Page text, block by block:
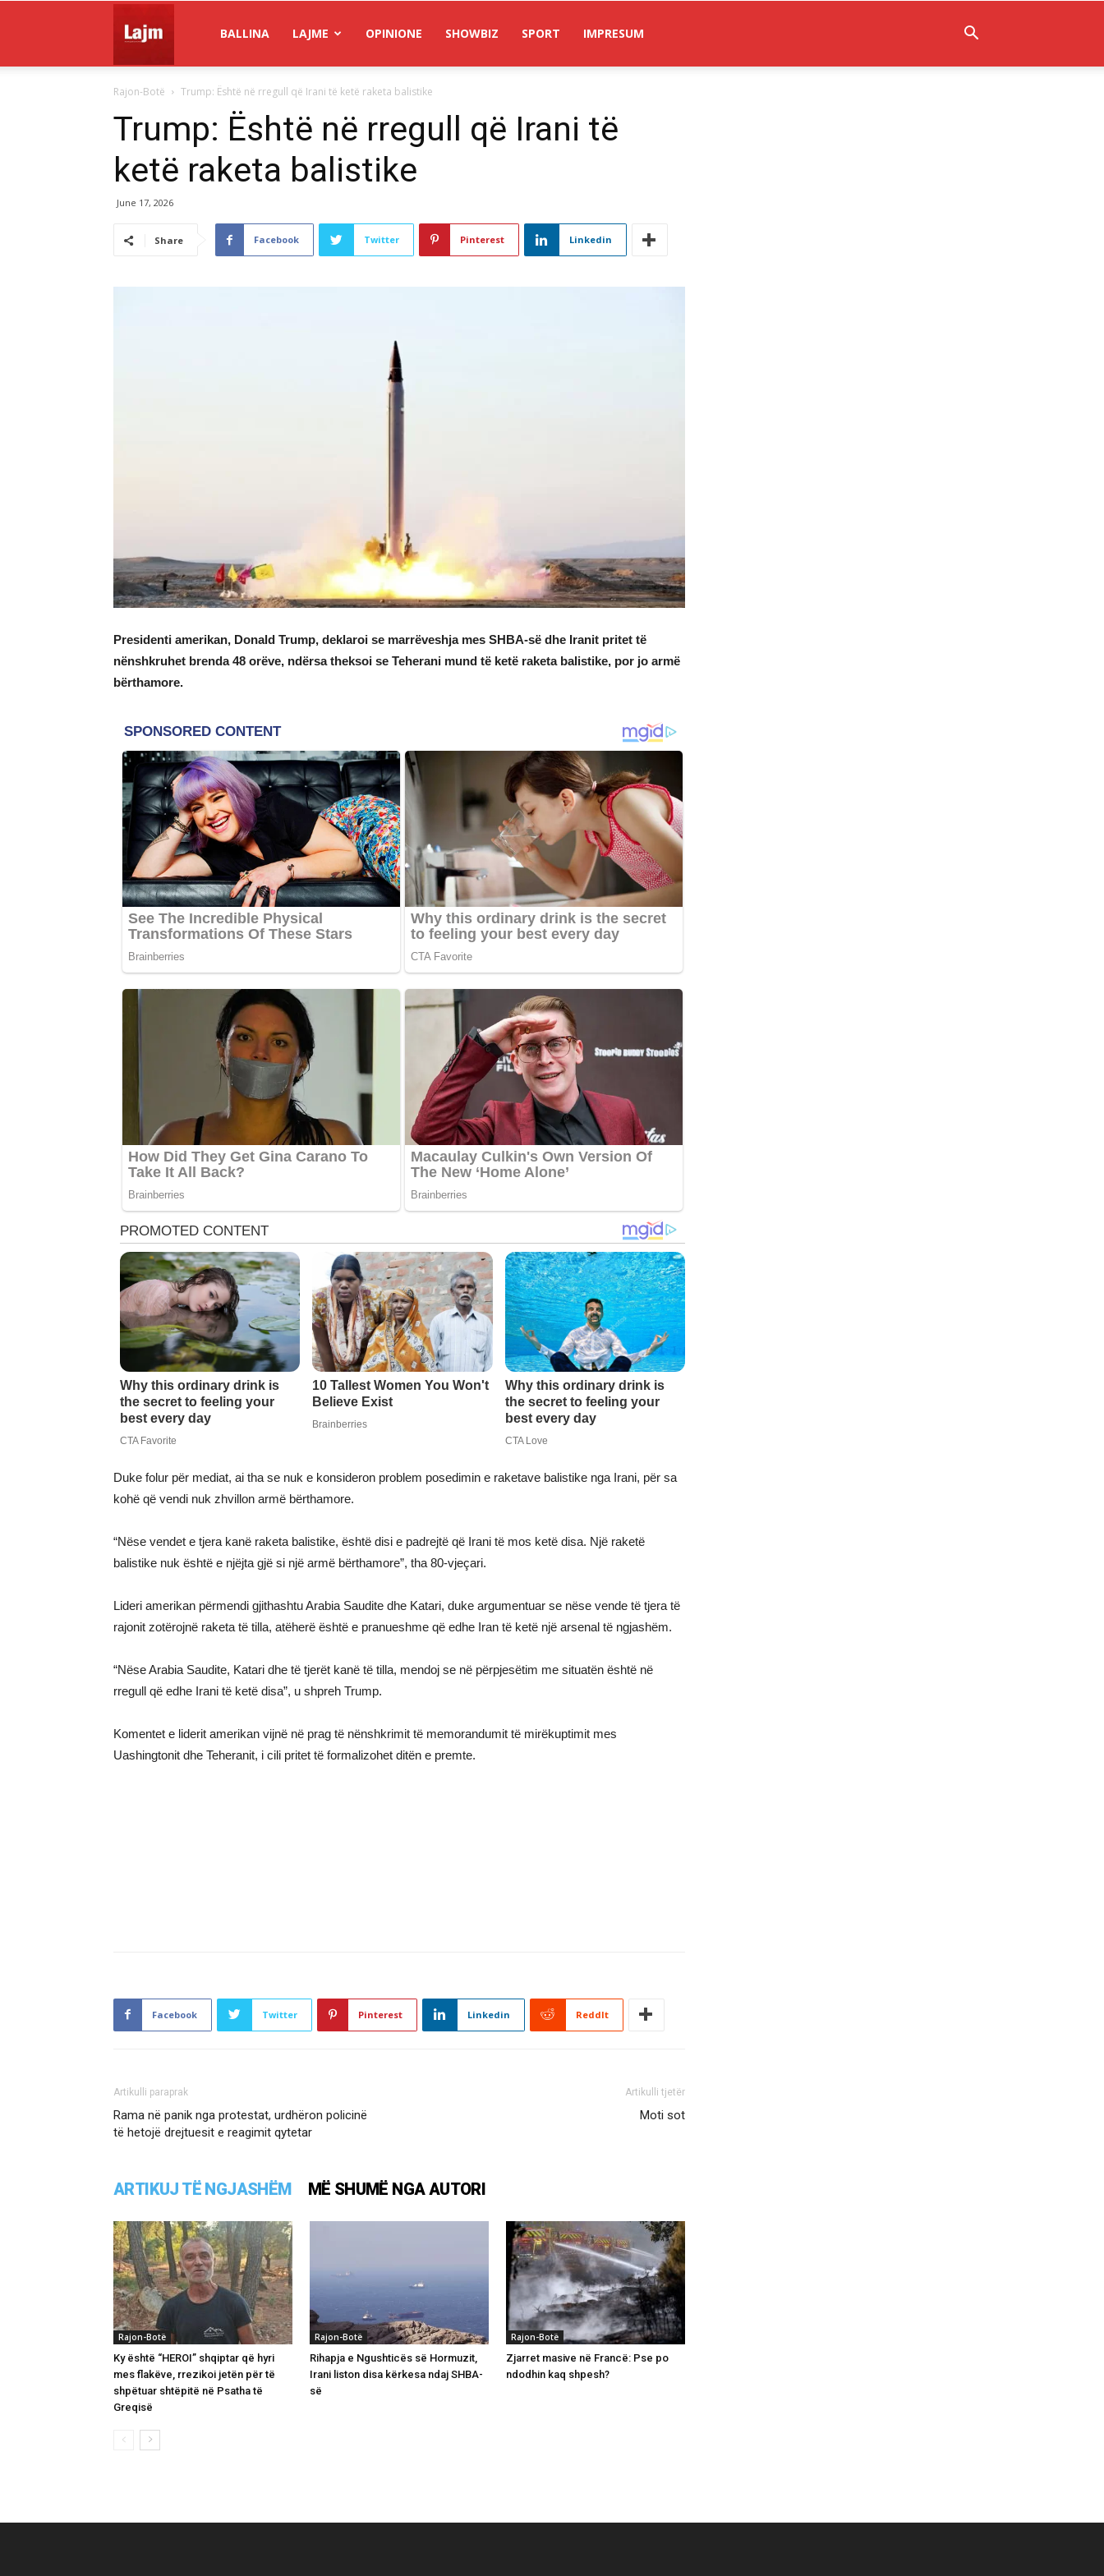
Lajm
BALLINA LAJME OPINIONE SHOWBIZ SPORT IMPRESUM
Rajon-Botë Trump: Është në rregull që Irani të ketë raketa balistike
Trump: Është në rregull që Irani të
ketë raketa balistike
June 17, 2026
Share Facebook Twitter Pinterest Linkedin
Presidenti amerikan, Donald Trump, deklaroi se marrëveshja mes SHBA-së dhe Iranit pritet të
nënshkruhet brenda 48 orëve, ndërsa theksoi se Teherani mund të ketë raketa balistike, por jo armë
bërthamore.
Duke folur për mediat, ai tha se nuk e konsideron problem posedimin e raketave balistike nga Irani, për sa
kohë që vendi nuk zhvillon armë bërthamore.
“Nëse vendet e tjera kanë raketa balistike, është disi e padrejtë që Irani të mos ketë disa. Një raketë
balistike nuk është e njëjta gjë si një armë bërthamore”, tha 80-vjeçari.
Lideri amerikan përmendi gjithashtu Arabia Saudite dhe Katari, duke argumentuar se nëse vende të tjera të
rajonit zotërojnë raketa të tilla, atëherë është e pranueshme që edhe Iran të ketë një arsenal të ngjashëm.
“Nëse Arabia Saudite, Katari dhe të tjerët kanë të tilla, mendoj se në përpjesëtim me situatën është në
rregull që edhe Irani të ketë disa”, u shpreh Trump.
Komentet e liderit amerikan vijnë në prag të nënshkrimit të memorandumit të mirëkuptimit mes
Uashingtonit dhe Teheranit, i cili pritet të formalizohet ditën e premte.
Facebook Twitter Pinterest Linkedin ReddIt
Artikulli paraprak
Rama në panik nga protestat, urdhëron policinë
të hetojë drejtuesit e reagimit qytetar
Artikulli tjetër
Moti sot
ARTIKUJ TË NGJASHËM MË SHUMË NGA AUTORI
Rajon-Botë
Ky është “HEROI” shqiptar që hyri
mes flakëve, rrezikoi jetën për të
shpëtuar shtëpitë në Psatha të
Greqisë
Rajon-Botë
Rihapja e Ngushticës së Hormuzit,
Irani liston disa kërkesa ndaj SHBA-
së
Rajon-Botë
Zjarret masive në Francë: Pse po
ndodhin kaq shpesh?